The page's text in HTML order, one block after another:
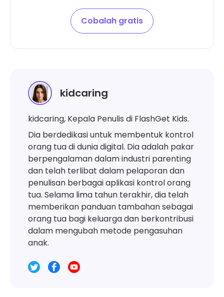
Cobalah gratis
kidcaring
kidcaring, Kepala Penulis di FlashGet Kids.
Dia berdedikasi untuk membentuk kontrol
orang tua di dunia digital. Dia adalah pakar
berpengalaman dalam industri parenting
dan telah terlibat dalam pelaporan dan
penulisan berbagai aplikasi kontrol orang
tua. Selama lima tahun terakhir, dia telah
memberikan panduan tambahan sebagai
orang tua bagi keluarga dan berkontribusi
dalam mengubah metode pengasuhan
anak.